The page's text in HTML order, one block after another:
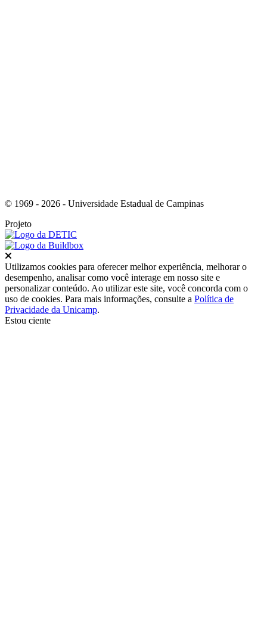
© 1969 - 2026 - Universidade Estadual de Campinas
Projeto
Utilizamos cookies para oferecer melhor experiência, melhorar o
desempenho, analisar como você interage em nosso site e
personalizar conteúdo. Ao utilizar este site, você concorda com o
uso de cookies. Para mais informações, consulte a Política de
Privacidade da Unicamp.
Estou ciente